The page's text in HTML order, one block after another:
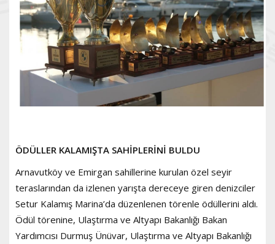
ÖDÜLLER KALAMIŞTA SAHİPLERİNİ BULDU
Arnavutköy ve Emirgan sahillerine kurulan özel seyir
teraslarından da izlenen yarışta dereceye giren denizciler
Setur Kalamış Marina’da düzenlenen törenle ödüllerini aldı.
Ödül törenine, Ulaştırma ve Altyapı Bakanlığı Bakan
Yardımcısı Durmuş Ünüvar, Ulaştırma ve Altyapı Bakanlığı